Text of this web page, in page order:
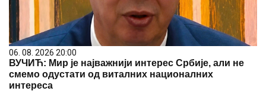
06. 08. 2026 20:00
ВУЧИЋ: Мир је најважнији интерес Србије, али не
смемо одустати од виталних националних
интереса